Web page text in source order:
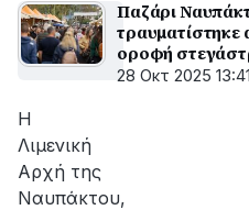
Παζάρι
τραυματίστηκε
οροφή
28 Οκτ 2025 13:41
Η
Λιμενική
Αρχή της
Ναυπάκτου,